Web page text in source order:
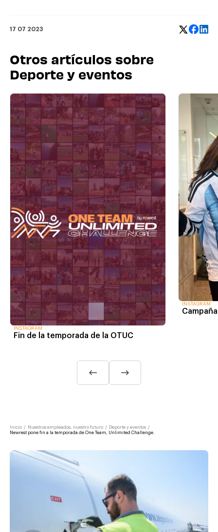
17 07 2023
Otros artículos sobre
Deporte y eventos
INSTAGRAM
Fin de la temporada de la OTUC
INSTAGRAM
Inicio / Nuestros empleados, nuestro futuro / Deporte y eventos /
Newrest pone fin a la temporada de One Team, Unlimited Challenge.